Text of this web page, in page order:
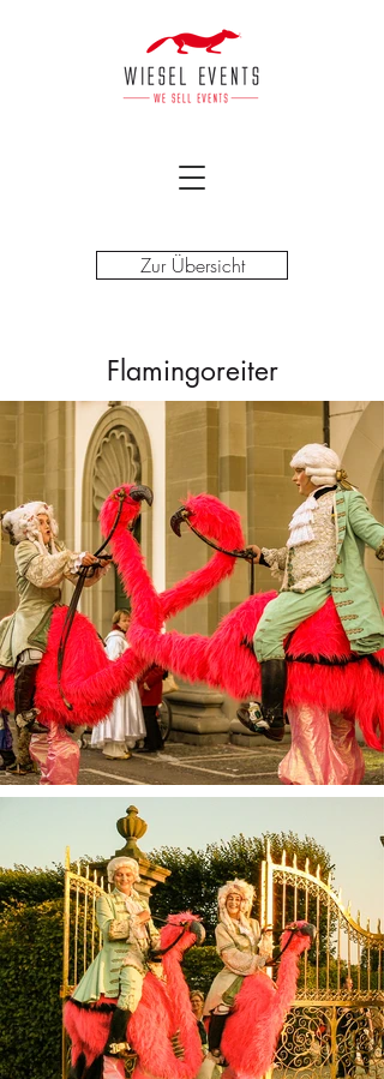
Zur Übersicht
Flamingoreiter